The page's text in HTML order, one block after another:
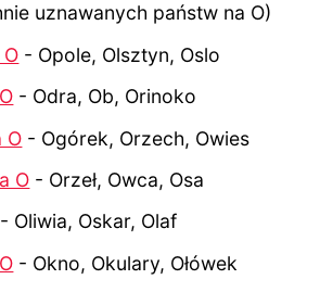
uznawanych państw na O)
- Opole, Olsztyn, Oslo
- Odra, Ob, Orinoko
O - Ogórek, Orzech, Owies
O - Orzeł, Owca, Osa
- Oliwia, Oskar, Olaf
- Okno, Okulary, Ołówek